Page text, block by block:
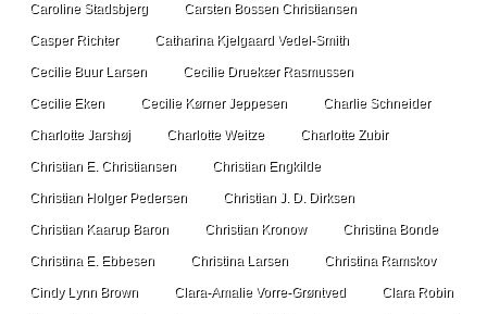
Caroline Stadsbjerg Carsten Bossen Christiansen
Casper Richter Catharina Kjelgaard Vedel-Smith
Cecilie Buur Larsen Cecilie Druekær Rasmussen
Cecilie Eken Cecilie Kørner Jeppesen Charlie Schneider
Charlotte Jarshøj Charlotte Weitze Charlotte Zubir
Christian E. Christiansen Christian Engkilde
Christian Holger Pedersen Christian J. D. Dirksen
Christian Kaarup Baron Christian Kronow Christina Bonde
Christina E. Ebbesen Christina Larsen Christina Ramskov
Cindy Lynn Brown Clara-Amalie Vorre-Grøntved Clara Robin